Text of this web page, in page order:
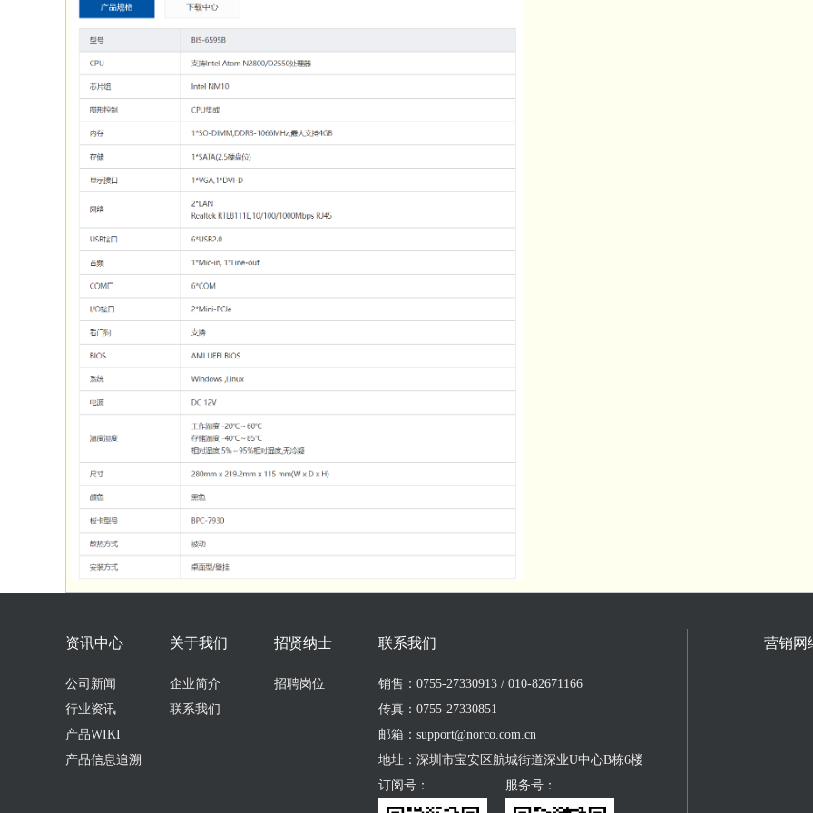
资讯中心
公司新闻
行业资讯
产品WIKI
产品信息追溯
关于我们
企业简介
联系我们
招贤纳士
招聘岗位
联系我们
销售：0755-27330913 / 010-82671166
传真：0755-27330851
邮箱：support@norco.com.cn
地址：深圳市宝安区航城街道深业U中心B栋6楼
订阅号：
服务号：
营销网